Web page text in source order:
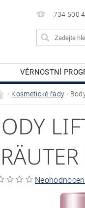
734 500
VĚRNOSTNÍ
TĚLOVÁ KOSMETIKA
Kosmetické řady